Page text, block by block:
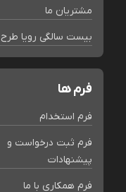
مشتریان ما
بیست سالگی رویا طرح
فرم ها
فرم استخدام
فرم ثبت درخواست و
پیشنهادات
فرم همکاری با ما